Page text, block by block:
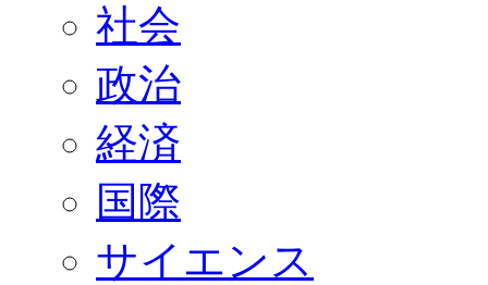
社会
政治
経済
国際
サイエンス